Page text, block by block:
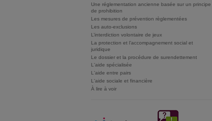
Une réglementation ancienne basée sur un principe
de prohibition
Les mesures de prévention règlementées
Les auto-exclusions
L’interdiction volontaire de jeux
La protection et l’accompagnement social et
juridique
Le dossier et la procédure de surendettement
L'aide spécialisée
L'aide entre pairs
L'aide sociale et financière
À lire à voir